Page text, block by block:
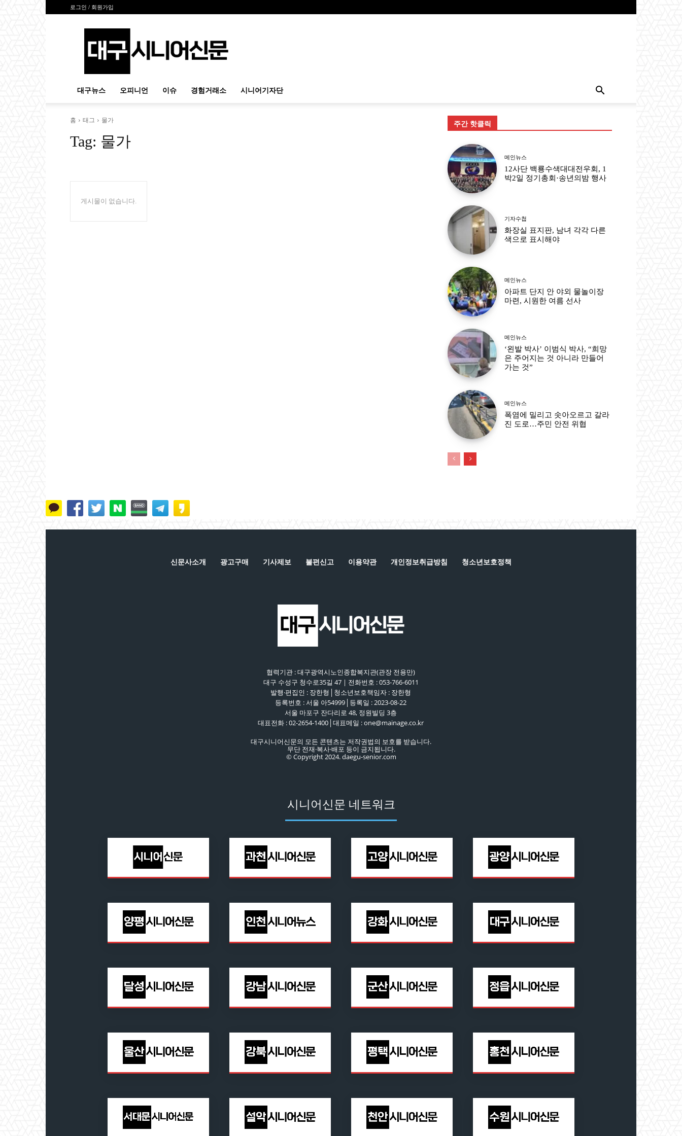
로그인 / 회원가입
시
대구뉴스 오피니언 이슈 경험거래소 시니어기자단
홈 태그 물가
Tag: 물가
게시물이 없습니다.
주간 핫클릭
메인뉴스
12사단 백룡수색대대전우회, 1
박2일 정기총회·송년의밤 행사
기자수첩
화장실 표지판, 남녀 각각 다른
색으로 표시해야
메인뉴스
아파트 단지 안 야외 물놀이장
마련, 시원한 여름 선사
메인뉴스
‘왼발 박사’ 이범식 박사, “희망
은 주어지는 것 아니라 만들어
가는 것”
메인뉴스
폭염에 밀리고 솟아오르고 갈라
진 도로…주민 안전 위협
신문사소개 광고구매 기사제보 불편신고 이용약관 개인정보취급방침 청소년보호정책
협력기관 : 대구광역시노인종합복지관(관장 전용만)
대구 수성구 청수로35길 47 | 전화번호 : 053-766-6011
발행·편집인 : 장한형│청소년보호책임자 : 장한형
등록번호 : 서울 아54999│등록일 : 2023-08-22
서울 마포구 잔다리로 48, 정원빌딩 3층
대표전화 : 02-2654-1400│대표메일 : one@mainage.co.kr
대구시니어신문의 모든 콘텐츠는 저작권법의 보호를 받습니다.
무단 전재·복사·배포 등이 금지됩니다.
© Copyright 2024. daegu-senior.com
시니어신문 네트워크